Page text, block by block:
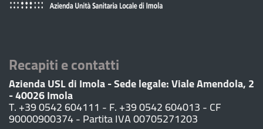
Recapiti e contatti
Azienda USL di Imola - Sede legale: Viale Amendola, 2
- 40026 Imola
T. +39 0542 604111 - F. +39 0542 604013 - CF
90000900374 - Partita IVA 00705271203